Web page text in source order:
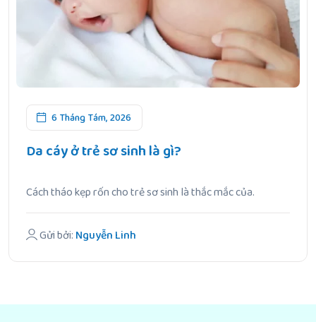
6 Tháng Tám, 2026
Da cáy ở trẻ sơ sinh là gì?
Cách tháo kẹp rốn cho trẻ sơ sinh là thắc mắc của.
Gửi bởi: Nguyễn Linh